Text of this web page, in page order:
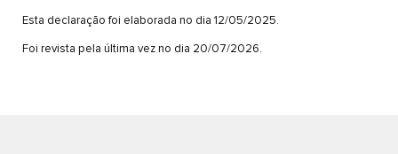
Esta declaração foi elaborada no dia 12/05/2025.
Foi revista pela última vez no dia 20/07/2026.